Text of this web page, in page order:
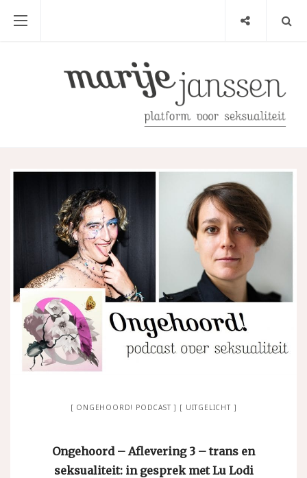
ONGEHOORD! PODCAST UITGELICHT
Ongehoord – Aflevering 3 – trans en
seksualiteit: in gesprek met Lu Lodi